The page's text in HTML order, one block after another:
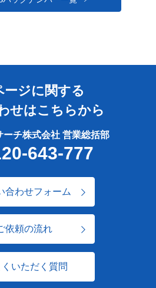
ージに関する
せはこちらから
チ株式会社 営業総括部
643-777
合わせフォーム
依頼の流れ
くいただく質問